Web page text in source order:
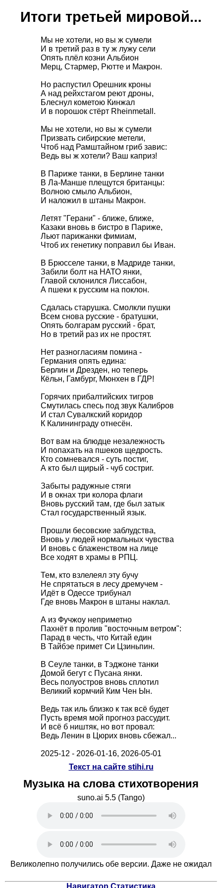
Итоги третьей мировой...
Мы не хотели, но вы ж сумели
И в третий раз в ту ж лужу сели
Опять плёл козни Альбион
Мерц, Стармер, Рютте и Макрон.
Но распустил Орешник кроны
А над рейхстагом реют дроны,
Блеснул кометою Кинжал
И в порошок стёрт Rheinmetall.
Мы не хотели, но вы ж сумели
Призвать сибирские метели,
Чтоб над Рамштайном гриб завис:
Ведь вы ж хотели? Ваш каприз!
В Париже танки, в Берлине танки
В Ла-Манше плещутся британцы:
Волною смыло Альбион,
И наложил в штаны Макрон.
Летят "Герани" - ближе, ближе,
Казаки вновь в бистро в Париже,
Льют парижанки фимиам,
Чтоб их генетику поправил бы Иван.
В Брюсселе танки, в Мадриде танки,
Забили болт на НАТО янки,
Главой склонился Лиссабон,
А пшеки к русским на поклон.
Сдалась старушка. Смолкли пушки
Всем снова русские - братушки,
Опять болгарам русский - брат,
Но в третий раз их не простят.
Нет разногласиям помина -
Германия опять едина:
Берлин и Дрезден, но теперь
Кёльн, Гамбург, Мюнхен в ГДР!
Горячих прибалтийских тигров
Смутилась спесь под звук Калибров
И стал Сувалкский коридор
К Калининграду отнесён.
Вот вам на блюдце незалежность
И попахать на пшеков щедрость.
Кто сомневался - суть постиг,
А кто был щирый - чуб состриг.
Забыты радужные стяги
И в окнах три колора флаги
Вновь русский там, где был затык
Стал государственный язык.
Прошли бесовские заблудства,
Вновь у людей нормальных чувства
И вновь с блаженством на лице
Все ходят в храмы в РПЦ.
Тем, кто взлелеял эту бучу
Не спрятаться в лесу дремучем -
Идёт в Одессе трибунал
Где вновь Макрон в штаны наклал.
А из Фучжоу неприметно
Пахнёт в пролив "восточным ветром":
Парад в честь, что Китай един
В Тайбэе примет Си Цзиньпин.
В Сеуле танки, в Тэджоне танки
Домой бегут с Пусана янки.
Весь полуостров вновь сплотил
Великий кормчий Ким Чен Ын.
Ведь так иль близко к так всё будет
Пусть время мой прогноз рассудит.
И всё б ништяк, но вот провал:
Ведь Ленин в Цюрих вновь сбежал...
2025-12 - 2026-01-16, 2026-05-01
Текст на сайте stihi.ru
Музыка на слова стихотворения
suno.ai 5.5 (Tango)
Великолепно получились обе версии. Даже не ожидал
Навигатор Статистика